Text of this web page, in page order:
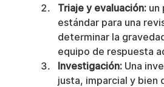
Triaje y evaluación: un
estándar para una
determinar la
equipo de respuesta
Investigación: Una
justa, imparcial y bien